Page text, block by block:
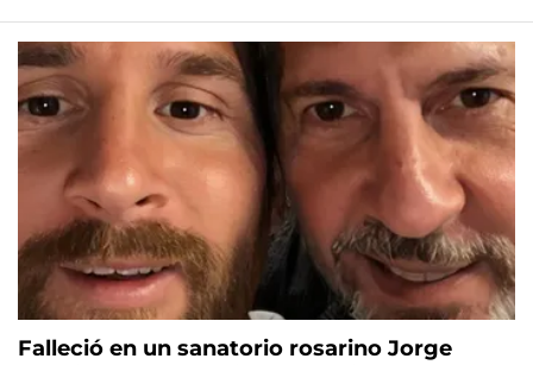
Falleció en un sanatorio rosarino Jorge